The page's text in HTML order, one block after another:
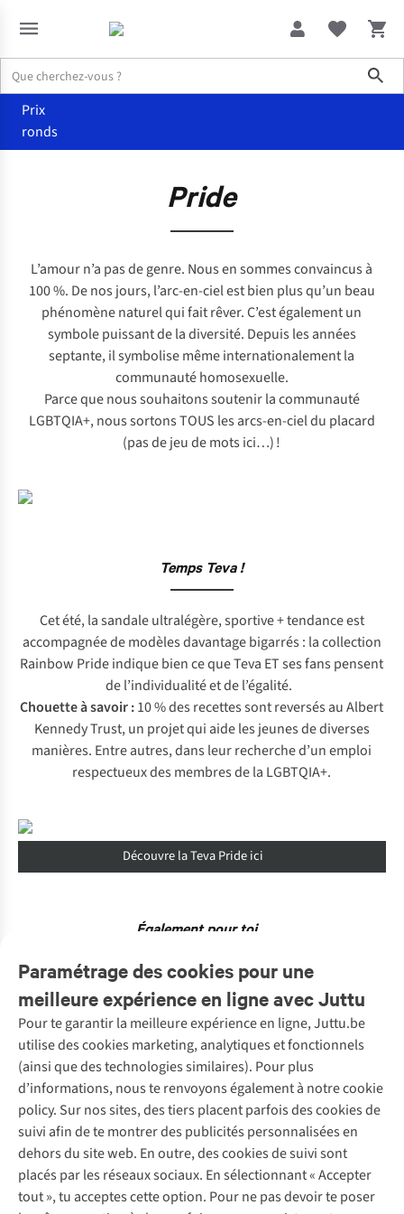
Prix
ronds
Pride
L’amour n’a pas de genre. Nous en sommes convaincus à
100 %. De nos jours, l’arc-en-ciel est bien plus qu’un beau
phénomène naturel qui fait rêver. C’est également un
symbole puissant de la diversité. Depuis les années
septante, il symbolise même internationalement la
communauté homosexuelle.
Parce que nous souhaitons soutenir la communauté
LGBTQIA+, nous sortons TOUS les arcs-en-ciel du placard
(pas de jeu de mots ici…) !
Temps Teva !
Cet été, la sandale ultralégère, sportive + tendance est
accompagnée de modèles davantage bigarrés : la collection
Rainbow Pride indique bien ce que Teva ET ses fans pensent
de l’individualité et de l’égalité.
Chouette à savoir :10 % des recettes sont reversés au Albert
Kennedy Trust, un projet qui aide les jeunes de diverses
manières. Entre autres, dans leur recherche d’un emploi
respectueux des membres de la LGBTQIA+.
Découvre la Teva Pride ici
Également pour toi…
Paramétrage des cookies pour une
meilleure expérience en ligne avec Juttu
Pour te garantir la meilleure expérience en ligne, Juttu.be
utilise des cookies marketing, analytiques et fonctionnels
(ainsi que des technologies similaires). Pour plus
d’informations, nous te renvoyons également à notre cookie
policy. Sur nos sites, des tiers placent parfois des cookies de
suivi afin de te montrer des publicités personnalisées en
dehors du site web. En outre, des cookies de suivi sont
placés par les réseaux sociaux. En sélectionnant « Accepter
tout », tu acceptes cette option. Pour ne pas devoir te poser
Service client
Questions fréquentes
Commander
Payer
10 % réduction étudiants
Klarna : post-paiement
Livraison
Retourner
Nos services
Vintage - ReJUsed
Atelier de couture
Personal shopping
Boîte à vêtements
Juttu
Qui sommes-nous ?
Juttu Friends
Abonne-toi à la newsletter